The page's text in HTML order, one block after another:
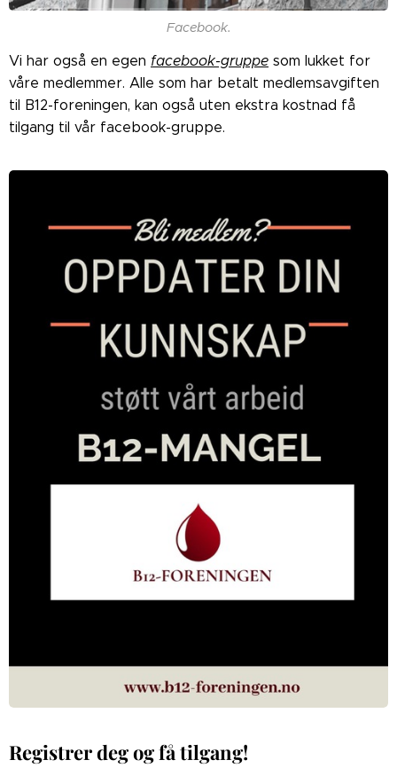
Facebook.
Vi har også en egen facebook-gruppe som lukket for
våre medlemmer. Alle som har betalt medlemsavgiften
til B12-foreningen, kan også uten ekstra kostnad få
tilgang til vår facebook-gruppe.
Registrer deg og få tilgang!